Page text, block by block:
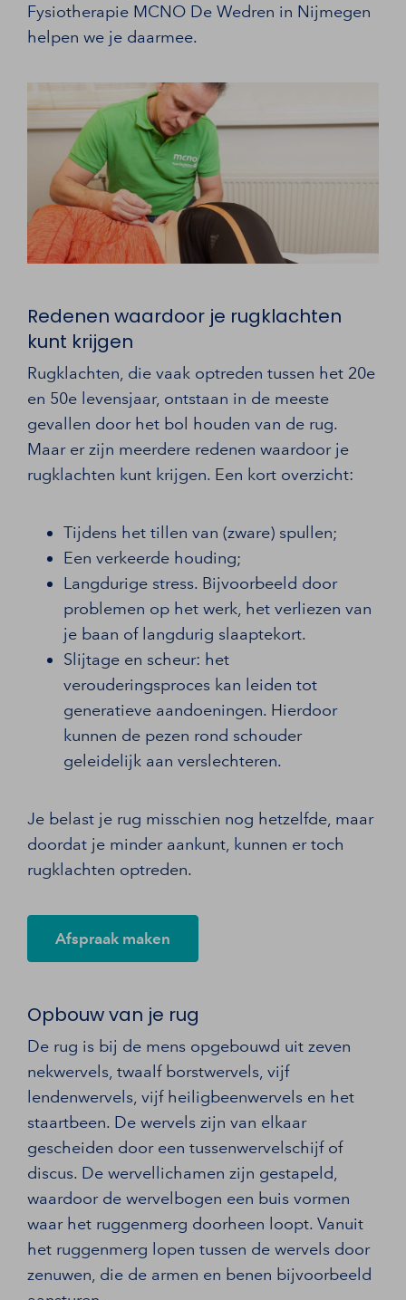
Fysiotherapie MCNO De Wedren in Nijmegen
helpen we je daarmee.
Redenen waardoor je rugklachten
kunt krijgen
Rugklachten, die vaak optreden tussen het 20e
en 50e levensjaar, ontstaan in de meeste
gevallen door het bol houden van de rug.
Maar er zijn meerdere redenen waardoor je
rugklachten kunt krijgen. Een kort overzicht:
Tijdens het tillen van (zware) spullen;
Een verkeerde houding;
Langdurige stress. Bijvoorbeeld door
problemen op het werk, het verliezen van
je baan of langdurig slaaptekort.
Slijtage en scheur: het
verouderingsproces kan leiden tot
generatieve aandoeningen. Hierdoor
kunnen de pezen rond schouder
geleidelijk aan verslechteren.
Je belast je rug misschien nog hetzelfde, maar
doordat je minder aankunt, kunnen er toch
rugklachten optreden.
Afspraak maken
Opbouw van je rug
De rug is bij de mens opgebouwd uit zeven
nekwervels, twaalf borstwervels, vijf
lendenwervels, vijf heiligbeenwervels en het
staartbeen. De wervels zijn van elkaar
gescheiden door een tussenwervelschijf of
discus. De wervellichamen zijn gestapeld,
waardoor de wervelbogen een buis vormen
waar het ruggenmerg doorheen loopt. Vanuit
het ruggenmerg lopen tussen de wervels door
zenuwen, die de armen en benen bijvoorbeeld